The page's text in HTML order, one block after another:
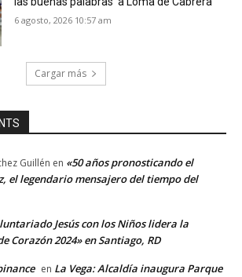
6 agosto, 2026 10:57 am
Cargar más
Guillén en «50 años pronosticando el
el legendario mensajero del tiempo del
Jesús con los Niños lidera la
Corazón 2024» en Santiago, RD
en La Vega: Alcaldía inaugura Parque